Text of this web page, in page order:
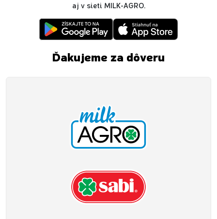
aj v sieti MILK-AGRO.
Ďakujeme za dôveru